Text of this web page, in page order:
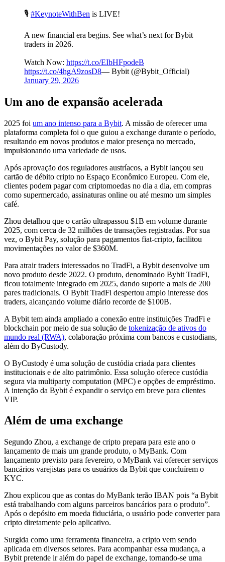
🎙 #KeynoteWithBen is LIVE!
A new financial era begins. See what’s next for Bybit
traders in 2026.
Watch Now: https://t.co/EIbHFpodeB
https://t.co/4hgA9zosD8— Bybit (@Bybit_Official)
January 29, 2026
Um ano de expansão acelerada
2025 foi um ano intenso para a Bybit. A missão de oferecer uma
plataforma completa foi o que guiou a exchange durante o período,
resultando em novos produtos e maior presença no mercado,
impulsionando uma variedade de usos.
Após aprovação dos reguladores austríacos, a Bybit lançou seu
cartão de débito cripto no Espaço Econômico Europeu. Com ele,
clientes podem pagar com criptomoedas no dia a dia, em compras
como supermercado, assinaturas online ou até mesmo um simples
café.
Zhou detalhou que o cartão ultrapassou $1B em volume durante
2025, com cerca de 32 milhões de transações registradas. Por sua
vez, o Bybit Pay, solução para pagamentos fiat-cripto, facilitou
movimentações no valor de $360M.
Para atrair traders interessados no TradFi, a Bybit desenvolve um
novo produto desde 2022. O produto, denominado Bybit TradFi,
ficou totalmente integrado em 2025, dando suporte a mais de 200
pares tradicionais. O Bybit TradFi despertou amplo interesse dos
traders, alcançando volume diário recorde de $100B.
A Bybit tem ainda ampliado a conexão entre instituições TradFi e
blockchain por meio de sua solução de tokenização de ativos do
mundo real (RWA), colaboração próxima com bancos e custodians,
além do ByCustody.
O ByCustody é uma solução de custódia criada para clientes
institucionais e de alto patrimônio. Essa solução oferece custódia
segura via multiparty computation (MPC) e opções de empréstimo.
A intenção da Bybit é expandir o serviço em breve para clientes
VIP.
Além de uma exchange
Segundo Zhou, a exchange de cripto prepara para este ano o
lançamento de mais um grande produto, o MyBank. Com
lançamento previsto para fevereiro, o MyBank vai oferecer serviços
bancários varejistas para os usuários da Bybit que concluírem o
KYC.
Zhou explicou que as contas do MyBank terão IBAN pois “a Bybit
está trabalhando com alguns parceiros bancários para o produto”.
Após o depósito em moeda fiduciária, o usuário pode converter para
cripto diretamente pelo aplicativo.
Surgida como uma ferramenta financeira, a cripto vem sendo
aplicada em diversos setores. Para acompanhar essa mudança, a
Bybit pretende ir além do papel de exchange, tornando-se uma